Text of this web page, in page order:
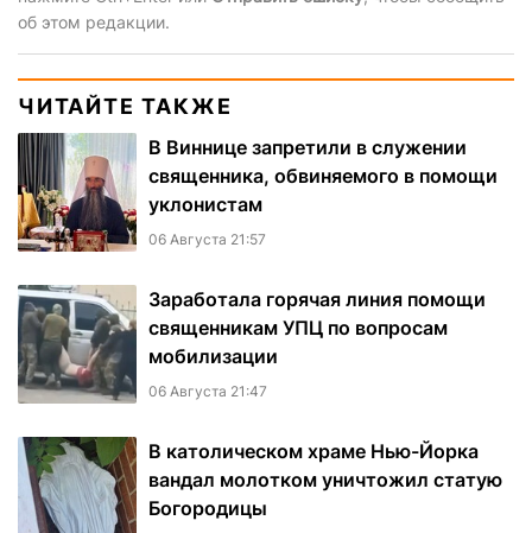
об этом редакции.
ЧИТАЙТЕ ТАКЖЕ
В Виннице запретили в служении
священника, обвиняемого в помощи
уклонистам
06 Августа 21:57
Заработала горячая линия помощи
священникам УПЦ по вопросам
мобилизации
06 Августа 21:47
В католическом храме Нью-Йорка
вандал молотком уничтожил статую
Богородицы